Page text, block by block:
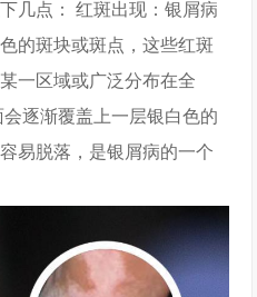
几点： 红斑出现：银屑病
的斑块或斑点，这些红斑
一区域或广泛分布在全
逐渐覆盖上一层银白色的
易脱落，是银屑病的一个